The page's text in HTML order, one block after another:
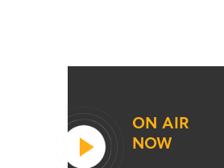
ON AIR
NOW